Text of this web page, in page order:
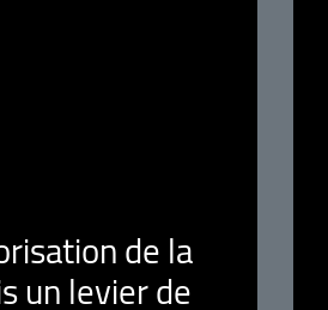
de la
un levier de